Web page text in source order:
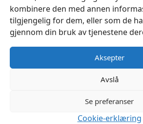
kombinere den med annen
tilgjengelig for dem, eller som de
gjennom din bruk av tjenestene
Aksepter
Avslå
Se preferanser
Cookie-erklæring
Alfagress opprevet
Legg I Handlekurv